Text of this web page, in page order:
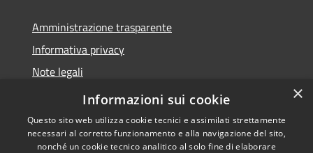
Amministrazione trasparente
Informativa privacy
Note legali
Dichiarazione di accessibilità
×
Informazioni sui cookie
Questo sito web utilizza cookie tecnici e assimilati strettamente
necessari al corretto funzionamento e alla navigazione del sito,
nonché un cookie tecnico analitico al solo fine di elaborare